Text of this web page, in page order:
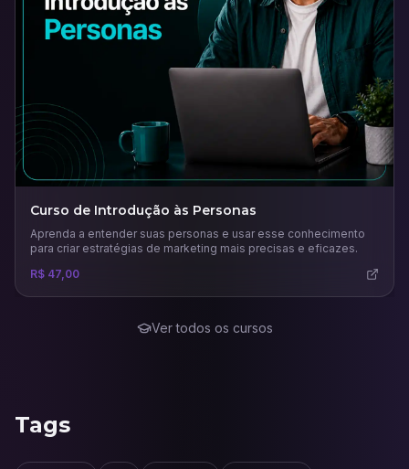
Curso de Introdução às Personas
Aprenda a entender suas personas e usar esse conhecimento
para criar estratégias de marketing mais precisas e eficazes.
R$ 47,00
Ver todos os cursos
Tags